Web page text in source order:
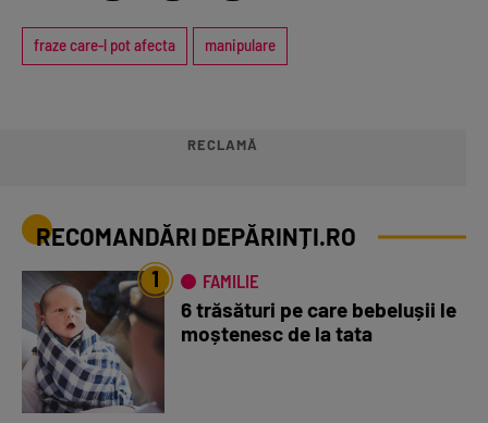
fraze care-l pot afecta manipulare
RECLAMĂ
RECOMANDĂRI DEPĂRINȚI.RO
1 FAMILIE
6 trăsături pe care bebelușii le
moștenesc de la tata